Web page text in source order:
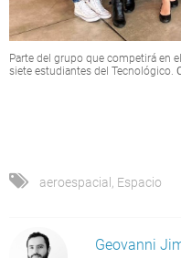
Parte del grupo que competirá en
siete estudiantes del Tecnológico.
aeroespacial Espacio
Geovanni